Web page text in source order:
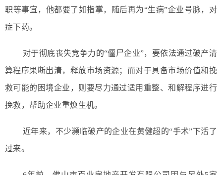
职等事宜，他都要了如指掌，随后再为“生病”企业号脉，对
症下药。
对于彻底丧失竞争力的“僵尸企业”，要依法通过破产清
算程序果断出清，释放市场资源；而对于具备市场价值和挽
救可能的困境企业，则要尽力通过适用重整、和解程序进行
挽救，帮助企业重焕生机。
近年来，不少濒临破产的企业在黄健超的“手术”下活了
过来。